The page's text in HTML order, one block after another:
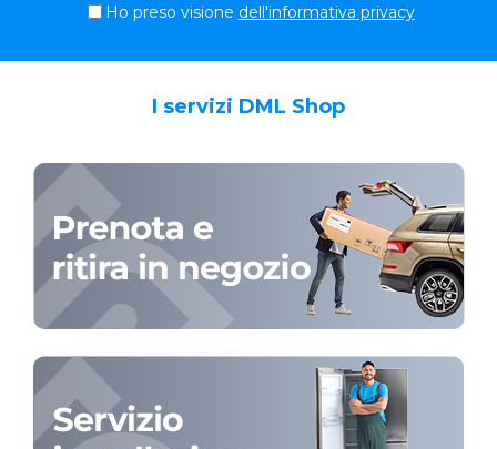
Ho preso visione dell'informativa privacy
I servizi DML Shop